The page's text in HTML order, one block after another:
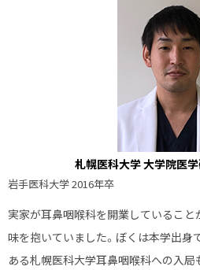
札幌医科大学 大学院医
岩手医科大学 2016年卒
実家が耳鼻咽喉科を開業していること
味を抱いていました。ぼくは本学出身
ある札幌医科大学耳鼻咽喉科への入